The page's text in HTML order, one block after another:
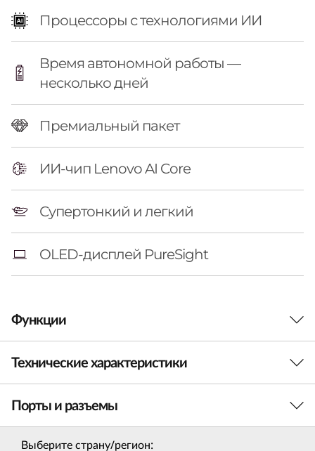
p
a
g
o
n
C
o
p
Процессоры с технологиями ИИ
Время автономной работы —
несколько дней
Премиальный пакет
ИИ-чип Lenovo AI Core
Супертонкий и легкий
OLED-дисплей PureSight
Функции
СОЗДАН ДЛЯ ТВОРЧЕСКИХ
ПРОФЕССИОНАЛОВ
Передовые технологии
ИИ для максимально
Технические характеристики
Производительность
Процессор
Порты и разъемы
Выберите страну/регион: